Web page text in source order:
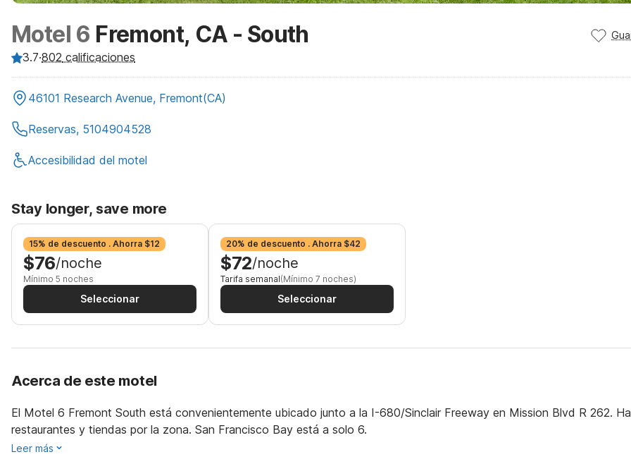
Motel 6 Fremont, CA - South
3.7·802 calificaciones
46101 Research Avenue, Fremont(CA)
Reservas, 5104904528
Accesibilidad del motel
Stay longer, save more
15% de descuento . Ahorra $12
$76/noche
Mínimo 5 noches
Seleccionar
20% de descuento . Ahorra $42
$72/noche
Tarifa semanal(Mínimo 7 noches)
Seleccionar
Acerca de este motel
El Motel 6 Fremont South está convenientemente ubicado junto a la I-680/Sinclair Freeway en Mission Blvd R 262.
restaurantes y tiendas por la zona. San Francisco Bay está a solo 6.
Leer más